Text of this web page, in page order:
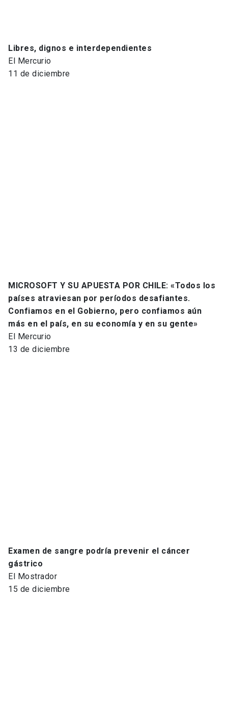
Libres, dignos e interdependientes
El Mercurio
11 de diciembre
MICROSOFT Y SU APUESTA POR CHILE: «Todos los
países atraviesan por períodos desafiantes.
Confiamos en el Gobierno, pero confiamos aún
más en el país, en su economía y en su gente»
El Mercurio
13 de diciembre
Examen de sangre podría prevenir el cáncer
gástrico
El Mostrador
15 de diciembre